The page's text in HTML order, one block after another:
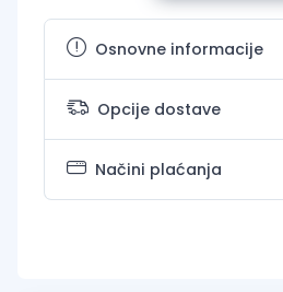
Osnovne informacije
Opcije dostave
Načini plaćanja